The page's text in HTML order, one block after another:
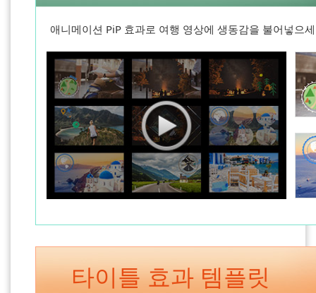
애니메이션 PiP 효과로 여행 영상에 생동감을 불어넣으
타이틀 효과 템플릿